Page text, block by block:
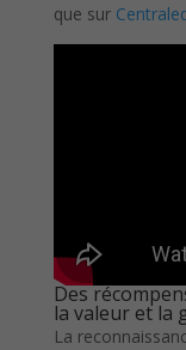
que sur
Des
la valeur et la
La